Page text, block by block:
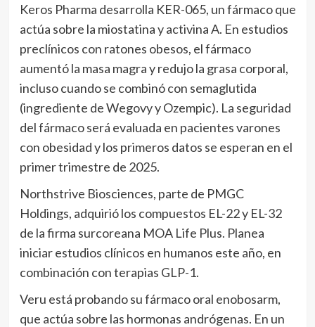
Keros Pharma desarrolla KER-065, un fármaco que
actúa sobre la miostatina y activina A. En estudios
preclínicos con ratones obesos, el fármaco
aumentó la masa magra y redujo la grasa corporal,
incluso cuando se combinó con semaglutida
(ingrediente de Wegovy y Ozempic). La seguridad
del fármaco será evaluada en pacientes varones
con obesidad y los primeros datos se esperan en el
primer trimestre de 2025.
Northstrive Biosciences, parte de PMGC
Holdings, adquirió los compuestos EL-22 y EL-32
de la firma surcoreana MOA Life Plus. Planea
iniciar estudios clínicos en humanos este año, en
combinación con terapias GLP-1.
Veru está probando su fármaco oral enobosarm,
que actúa sobre las hormonas andrógenas. En un